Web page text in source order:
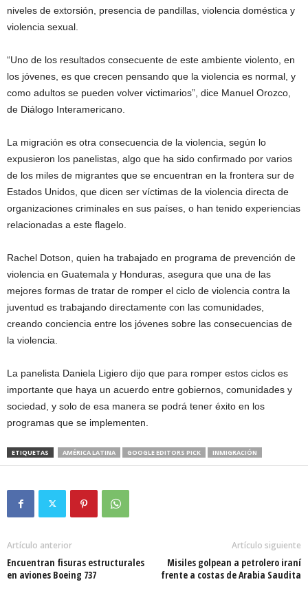
niveles de extorsión, presencia de pandillas, violencia doméstica y
violencia sexual.
“Uno de los resultados consecuente de este ambiente violento, en
los jóvenes, es que crecen pensando que la violencia es normal, y
como adultos se pueden volver victimarios”, dice Manuel Orozco,
de Diálogo Interamericano.
La migración es otra consecuencia de la violencia, según lo
expusieron los panelistas, algo que ha sido confirmado por varios
de los miles de migrantes que se encuentran en la frontera sur de
Estados Unidos, que dicen ser víctimas de la violencia directa de
organizaciones criminales en sus países, o han tenido experiencias
relacionadas a este flagelo.
Rachel Dotson, quien ha trabajado en programa de prevención de
violencia en Guatemala y Honduras, asegura que una de las
mejores formas de tratar de romper el ciclo de violencia contra la
juventud es trabajando directamente con las comunidades,
creando conciencia entre los jóvenes sobre las consecuencias de
la violencia.
La panelista Daniela Ligiero dijo que para romper estos ciclos es
importante que haya un acuerdo entre gobiernos, comunidades y
sociedad, y solo de esa manera se podrá tener éxito en los
programas que se implementen.
ETIQUETAS AMÉRICA LATINA GOOGLE EDITORS PICK INMIGRACIÓN
Artículo anterior
Encuentran fisuras estructurales
en aviones Boeing 737
Artículo siguiente
Misiles golpean a petrolero iraní
frente a costas de Arabia Saudita